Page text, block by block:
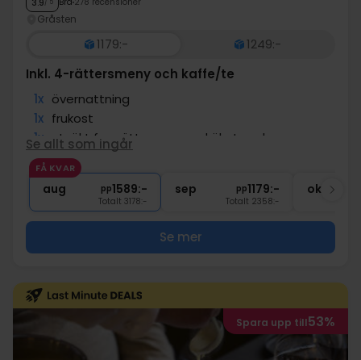
3.9/ 5
Gråsten
1179:-
1249:-
Inkl. 4-rättersmeny och kaffe/te
1x övernattning
1x frukost
1x utsökt fyrarättersmeny - kökets val
1x En flaska vin att dela per middag
∞ gratis kaffe/te på eftermiddagen
Se allt som ingår
FÅ KVAR
aug pp1589:-
Totalt 3178:-
sep pp1179:-
Totalt 2358:-
okt
Se mer
Spara upp till53%